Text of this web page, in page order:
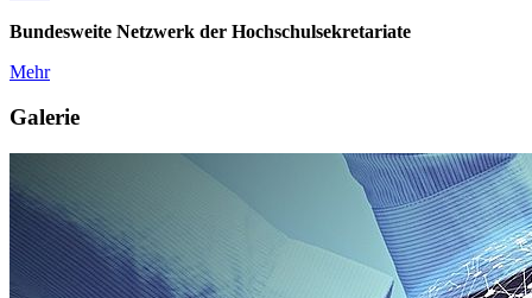
Bundesweite Netzwerk der Hochschulsekretariate
Mehr
Galerie